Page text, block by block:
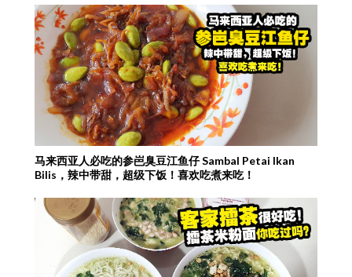
马来西亚人必吃的参岜臭豆江鱼仔 Sambal Petai Ikan
Bilis，辣中带甜，超级下饭！喜欢吃煮来吃！